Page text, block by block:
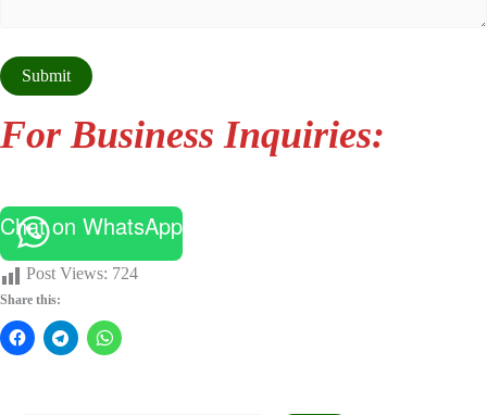
For Business Inquiries:
Chat on WhatsApp
Post Views: 724
Share this: